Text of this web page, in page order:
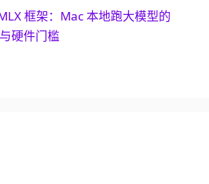
框架：Mac 本地跑大模型的
硬件门槛